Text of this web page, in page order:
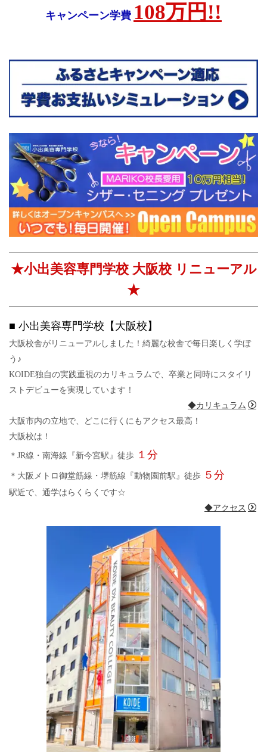
キャンペーン学費 108万円!!
★小出美容専門学校 大阪校 リニューアル
★
■ 小出美容専門学校【大阪校】
大阪校舎がリニューアルしました！綺麗な校舎で毎日楽しく学ぼ
う♪
KOIDE独自の実践重視のカリキュラムで、卒業と同時にスタイリ
ストデビューを実現しています！
◆カリキュラム
大阪市内の立地で、どこに行くにもアクセス最高！
大阪校は！
＊JR線・南海線『新今宮駅』徒歩 １分
＊大阪メトロ御堂筋線・堺筋線『動物園前駅』徒歩 ５分
駅近で、通学はらくらくです☆
◆アクセス